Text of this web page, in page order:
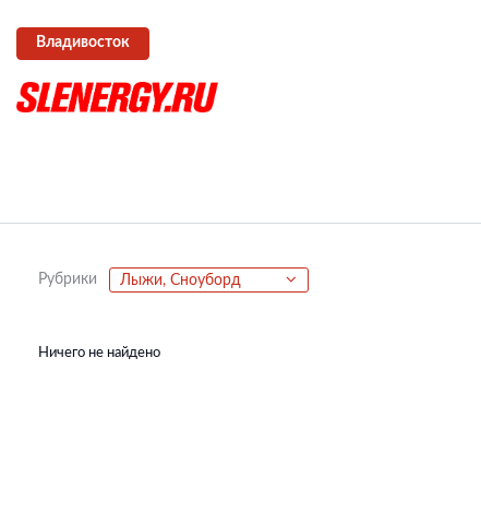
Владивосток
Рубрики Лыжи, Сноуборд
Ничего не найдено